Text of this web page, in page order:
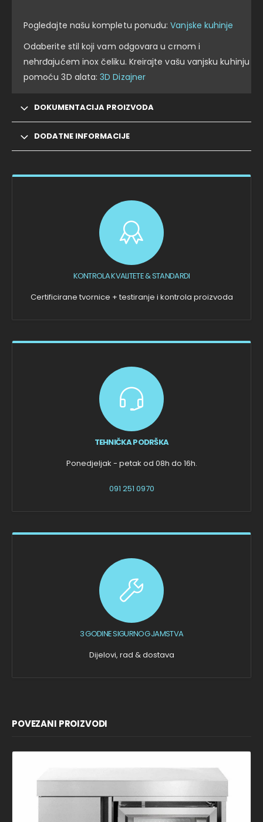
Pogledajte našu kompletu ponudu:Vanjske kuhinje
Odaberite stil koji vam odgovara u crnom i
nehrđajućem inox čeliku. Kreirajte vašu vanjsku kuhinju
pomoću 3D alata:3D Dizajner
DOKUMENTACIJA PROIZVODA
DODATNE INFORMACIJE
KONTROLA KVALITETE & STANDARDI
Certificirane tvornice + testiranje i kontrola proizvoda
TEHNIČKA PODRŠKA
Ponedjeljak - petak od 08h do 16h.
091 251 0970
3 GODINE SIGURNOG JAMSTVA
Dijelovi, rad & dostava
POVEZANI PROIZVODI